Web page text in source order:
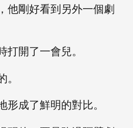
他剛好看到另外一個劇
開了一會兒。
形成了鮮明的對比。